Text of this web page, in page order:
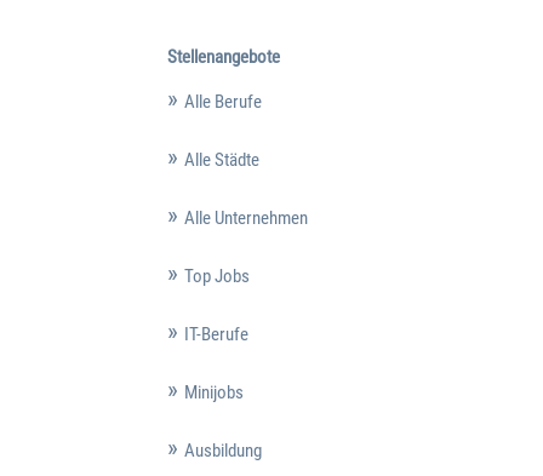
Stellenangebote
Alle Berufe
Alle Städte
Alle Unternehmen
Top Jobs
IT-Berufe
Minijobs
Ausbildung